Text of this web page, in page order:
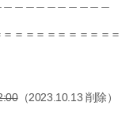
＝＝＝＝＝＝＝＝＝＝
（2023.10.13 削除）